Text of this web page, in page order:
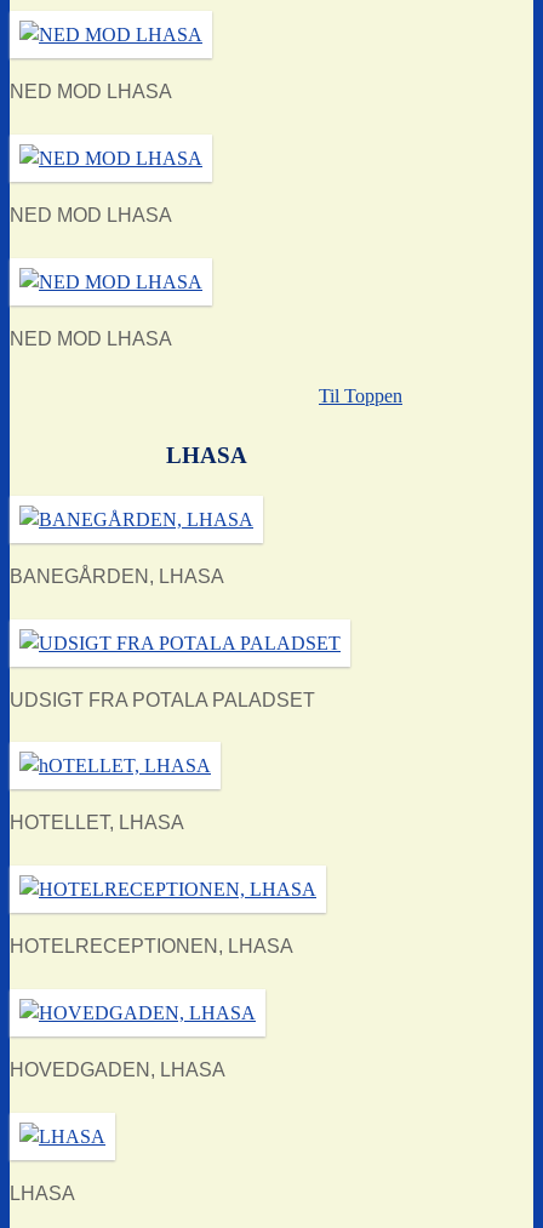
NED MOD LHASA
NED MOD LHASA
NED MOD LHASA
Til Toppen
LHASA
BANEGÅRDEN, LHASA
UDSIGT FRA POTALA PALADSET
HOTELLET, LHASA
HOTELRECEPTIONEN, LHASA
HOVEDGADEN, LHASA
LHASA